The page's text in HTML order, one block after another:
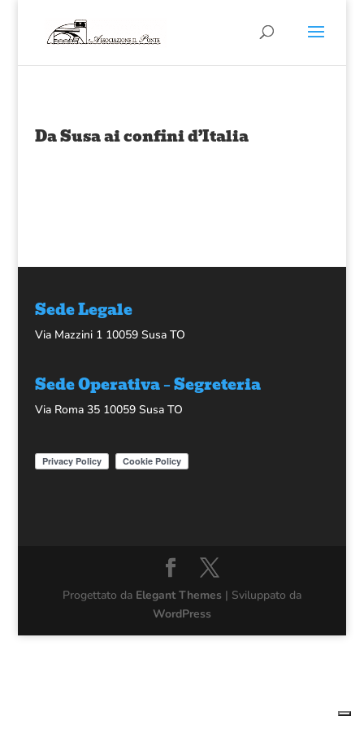
Da Susa ai confini d’Italia
Sede Legale
Via Mazzini 1 10059 Susa TO
Sede Operativa – Segreteria
Via Roma 35 10059 Susa TO
Progettato da Elegant Themes | Sviluppato da
WordPress